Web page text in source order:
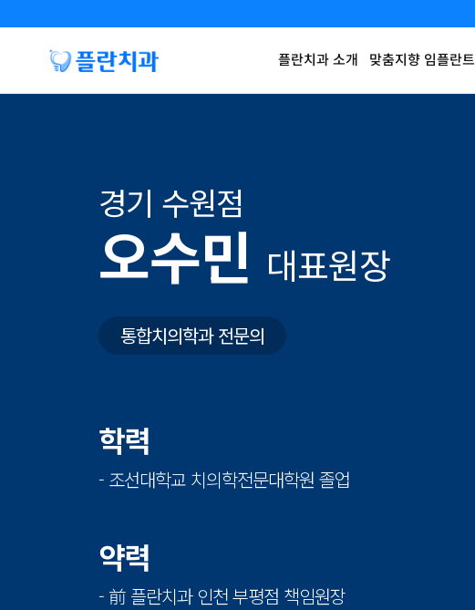
플란치과 소개 맞춤지향 임플란트
경기 수원점
오수민 대표원장
통합치의학과 전문의
학력
- 조선대학교 치의학전문대학원 졸업
약력
- 前 플란치과 인천 부평점 책임원장